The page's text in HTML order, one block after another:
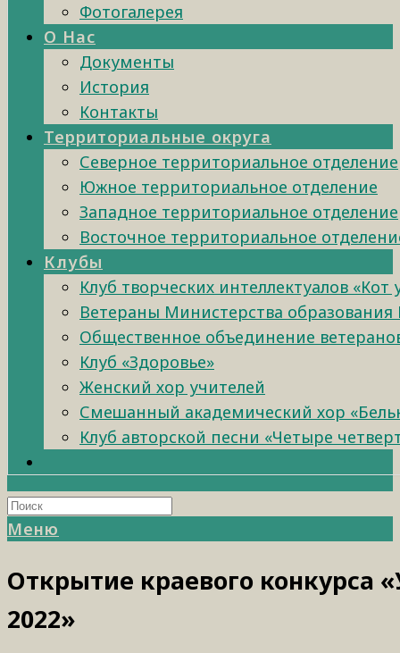
Фотогалерея
О Нас
Документы
История
Контакты
Территориальные округа
Северное территориальное отделение
Южное территориальное отделение
Западное территориальное отделение
Восточное территориальное
Клубы
Клуб творческих интеллектуалов «Кот
Ветераны Министерства образования
Общественное объединение
Клуб «Здоровье»
Женский хор учителей
Смешанный академический хор
Клуб авторской песни «Четыре
Меню
Открытие краевого конкурса
2022»